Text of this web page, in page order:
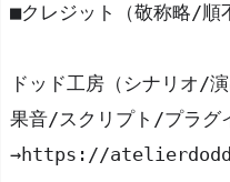
■クレジット（敬称略/順
ドッド工房（シナリオ/
果音/スクリプト/プラグ
→https://